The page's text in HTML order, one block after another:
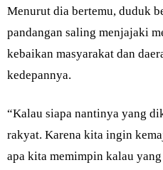
Menurut dia bertemu, duduk
pandangan saling menjajaki
kebaikan masyarakat dan
kedepannya.
“Kalau siapa nantinya yang
rakyat. Karena kita ingin
apa kita memimpin kalau